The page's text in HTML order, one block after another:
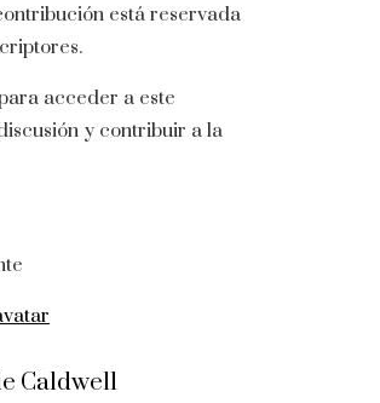
está reservada
acceder a este
y contribuir a la
Caldwell